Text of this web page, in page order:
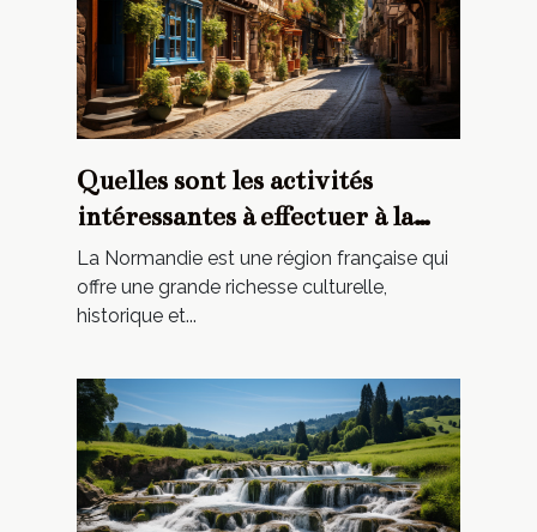
Quelles sont les activités
intéressantes à effectuer à la
Normandie ?
La Normandie est une région française qui
offre une grande richesse culturelle,
historique et...